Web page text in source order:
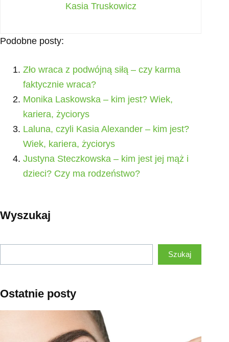
Kasia Truskowicz
Podobne posty:
Zło wraca z podwójną siłą – czy karma
faktycznie wraca?
Monika Laskowska – kim jest? Wiek,
kariera, życiorys
Laluna, czyli Kasia Alexander – kim jest?
Wiek, kariera, życiorys
Justyna Steczkowska – kim jest jej mąż i
dzieci? Czy ma rodzeństwo?
Wyszukaj
Szukaj
Ostatnie posty